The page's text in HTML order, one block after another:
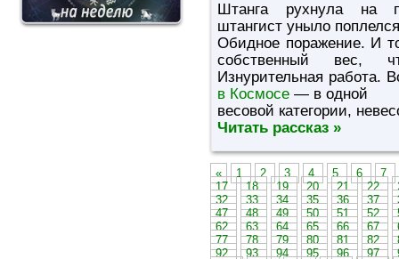
Штанга рухнула на
штангист уныло
Обидное поражение. И
собственный вес,
Изнурительная работа.
в Космосе — в одной
весовой категории,
Читать рассказ »
« 1 2 3 4 5 6
7
17
18 19 20 21 22
32
33 34 35 36 37
47
48 49 50 51 52
62
63 64 65 66 67
77
78 79 80 81 82
92
93 94 95 96 97